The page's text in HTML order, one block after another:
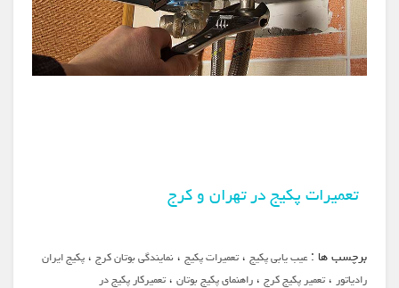
تعمیرات پکیج در تهران و کرج
برچسب ها :عیب یابی پکیج،تعمیرات پکیج،نمایندگی بوتان کرج،پکیج ایران
رادیاتور،تعمیر پکیج کرج،راهنمای پکیج بوتان،تعمیرکار پکیج در